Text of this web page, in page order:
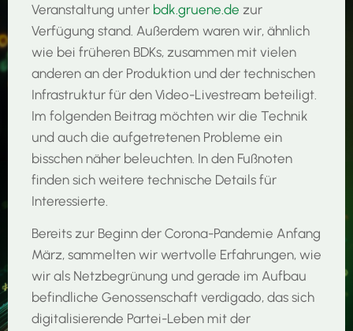
Veranstaltung unter bdk.gruene.de zur
Verfügung stand. Außerdem waren wir, ähnlich
wie bei früheren BDKs, zusammen mit vielen
anderen an der Produktion und der technischen
Infrastruktur für den Video-Livestream beteiligt.
Im folgenden Beitrag möchten wir die Technik
und auch die aufgetretenen Probleme ein
bisschen näher beleuchten. In den Fußnoten
finden sich weitere technische Details für
Interessierte.
Bereits zur Beginn der Corona-Pandemie Anfang
März, sammelten wir wertvolle Erfahrungen, wie
wir als Netzbegrünung und gerade im Aufbau
befindliche Genossenschaft verdigado, das sich
digitalisierende Partei-Leben mit der